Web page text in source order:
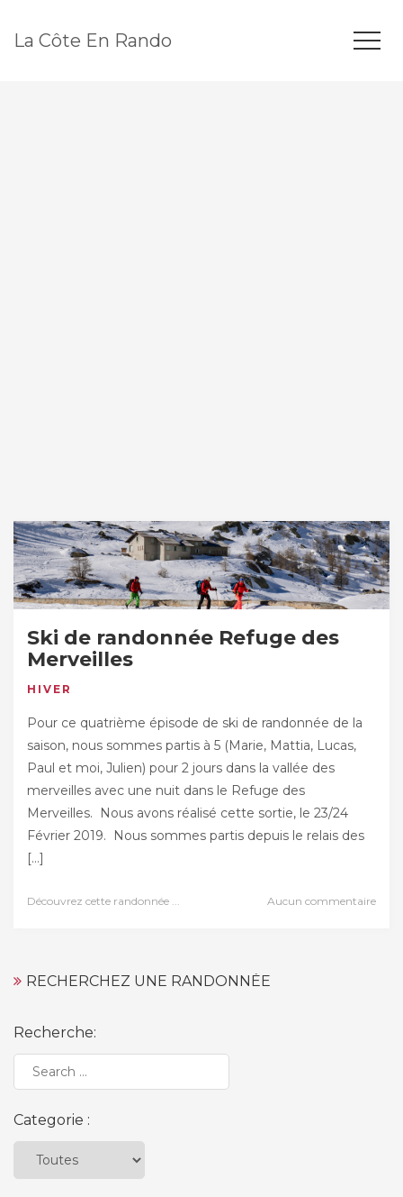
La Côte En Rando
Ski de randonnée Refuge des
Merveilles
HIVER
Pour ce quatrième épisode de ski de randonnée de la
saison, nous sommes partis à 5 (Marie, Mattia, Lucas,
Paul et moi, Julien) pour 2 jours dans la vallée des
merveilles avec une nuit dans le Refuge des
Merveilles. Nous avons réalisé cette sortie, le 23/24
Février 2019. Nous sommes partis depuis le relais des
[…]
Découvrez cette randonnée ... Aucun commentaire
RECHERCHEZ UNE RANDONNÉE
Recherche:
Categorie :